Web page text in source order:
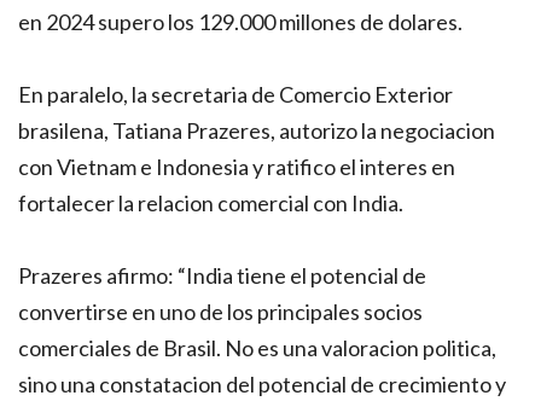
en 2024 supero los 129.000 millones de dolares.
En paralelo, la secretaria de Comercio Exterior
brasilena, Tatiana Prazeres, autorizo la negociacion
con Vietnam e Indonesia y ratifico el interes en
fortalecer la relacion comercial con India.
Prazeres afirmo: “India tiene el potencial de
convertirse en uno de los principales socios
comerciales de Brasil. No es una valoracion politica,
sino una constatacion del potencial de crecimiento y